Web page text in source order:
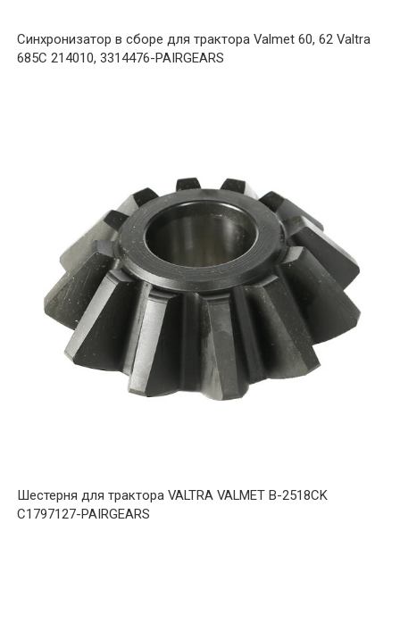
Синхронизатор в сборе для трактора Valmet 60, 62 Valtra
685C 214010, 3314476-PAIRGEARS
Шестерня для трактора VALTRA VALMET B-2518CK
C1797127-PAIRGEARS